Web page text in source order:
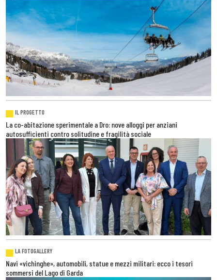
IL PROGETTO
La co-abitazione sperimentale a Dro: nove alloggi per anziani
autosufficienti contro solitudine e fragilità sociale
LA FOTOGALLERY
Navi «vichinghe», automobili, statue e mezzi militari: ecco i tesori
sommersi del Lago di Garda